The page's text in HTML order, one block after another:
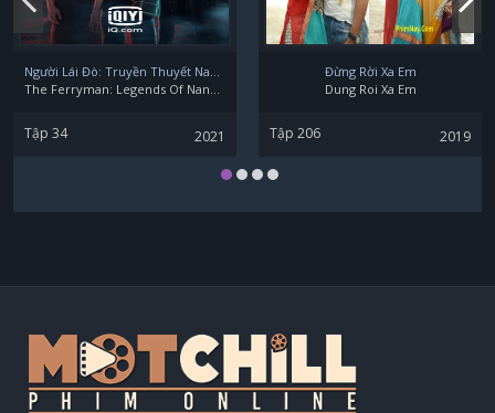
Người Lái Đò: Truyền Thuyết Nam Dương
The Ferryman: Legends Of Nanyang
Tập 34 2021
Đừng Rời Xa Em
Dung Roi Xa Em
Tập 206 2019